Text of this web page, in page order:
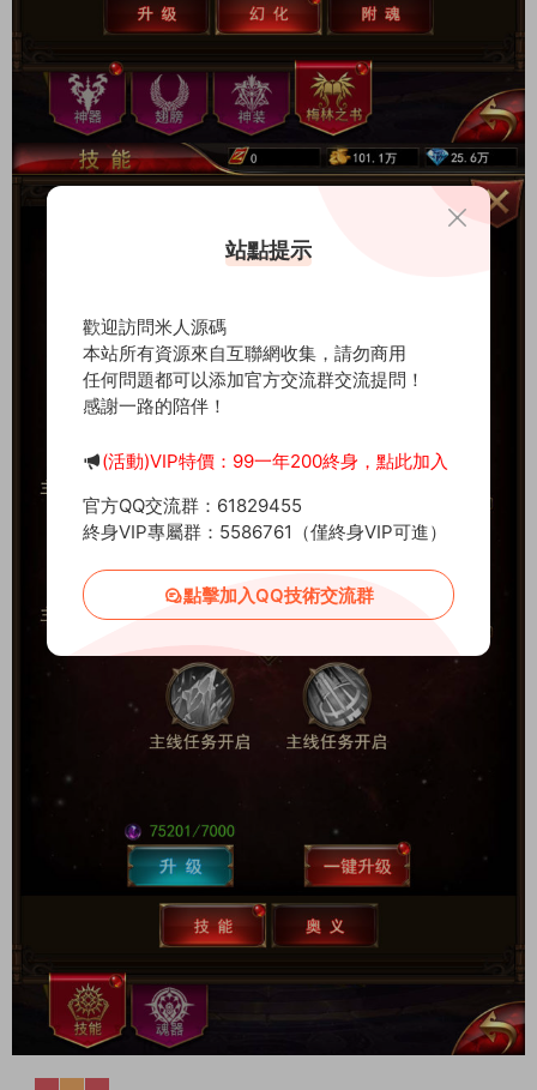
站點提示
歡迎訪問米人源碼
本站所有資源來自互聯網收集，請勿商用
任何問題都可以添加官方交流群交流提問！
感謝一路的陪伴！
(活動)VIP特價：99一年200終身，點此加入
官方QQ交流群：61829455
終身VIP專屬群：5586761（僅終身VIP可進）
點擊加入QQ技術交流群